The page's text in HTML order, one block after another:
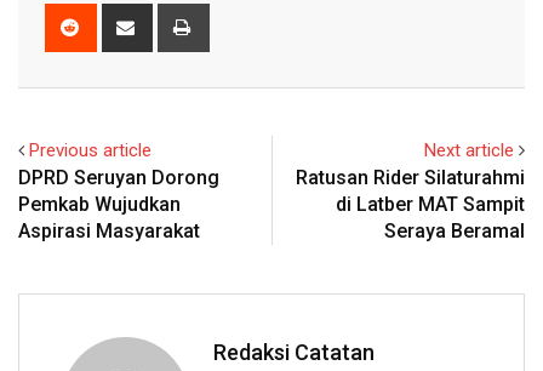
Reddit
Share
Previous article
DPRD Seruyan Dorong
Pemkab Wujudkan
Aspirasi Masyarakat
Next article
Ratusan Rider Silaturahmi
di Latber MAT Sampit
Seraya Beramal
Redaksi Catatan